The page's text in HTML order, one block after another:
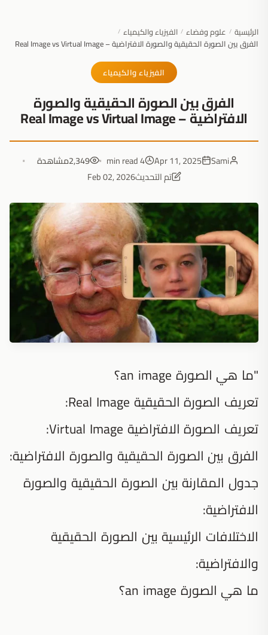
الرئيسية / علوم وفضاء / الفيزياء والكيمياء /
الفرق بين الصورة الحقيقية والصورة الافتراضية – Real Image vs Virtual Image
الفيزياء والكيمياء
الفرق بين الصورة الحقيقية والصورة
الافتراضية – Real Image vs Virtual Image
Sami
Apr 11, 2025
4 min read
2,349مشاهدة
تم التحديثFeb 02, 2026
"ما هي الصورة an image؟
تعريف الصورة الحقيقية Real Image:
تعريف الصورة الافتراضية Virtual Image:
الفرق بين الصورة الحقيقية والصورة الافتراضية:
جدول المقارنة بين الصورة الحقيقية والصورة
الافتراضية:
الاختلافات الرئيسية بين الصورة الحقيقية
والافتراضية:
ما هي الصورة an image؟